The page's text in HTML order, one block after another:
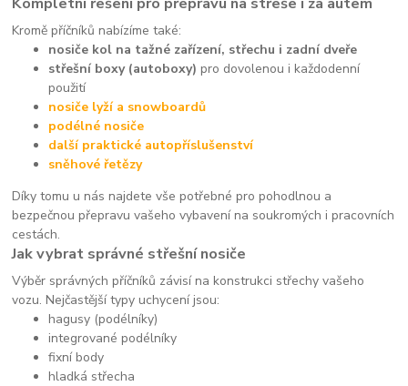
Kromě příčníků nabízíme také:
nosiče kol na tažné zařízení, střechu i zadní dveře
střešní boxy (autoboxy) pro dovolenou i každodenní
použití
nosiče lyží a snowboardů
podélné nosiče
další praktické autopříslušenství
sněhové řetězy
Díky tomu u nás najdete vše potřebné pro pohodlnou a
bezpečnou přepravu vašeho vybavení na soukromých i pracovních
cestách.
Jak vybrat správné střešní nosiče
Výběr správných příčníků závisí na konstrukci střechy vašeho
vozu. Nejčastější typy uchycení jsou:
hagusy (podélníky)
integrované podélníky
fixní body
hladká střecha